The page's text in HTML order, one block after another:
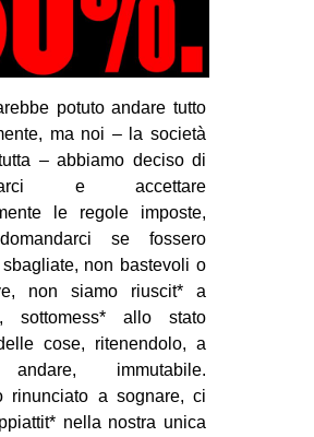
potuto andare tutto
ma noi – la società
– abbiamo deciso di
e accettare
le regole imposte,
se fossero
non bastevoli o
non siamo riuscit* a
sottomess* allo stato
cose, ritenendolo, a
immutabile.
rinunciato a sognare, ci
nella nostra unica